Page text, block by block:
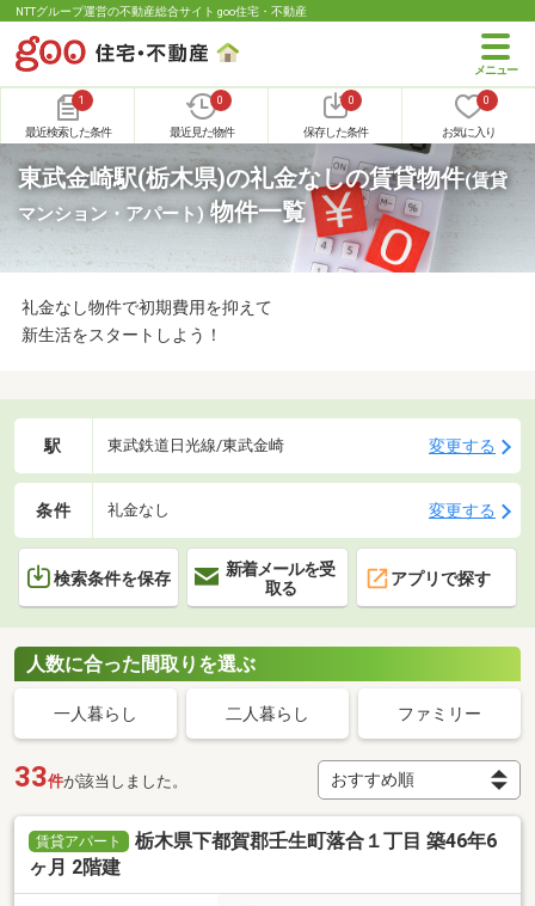
NTTグループ運営の不動産総合サイト goo住宅・不動産
1
最近検索した条件
0
最近見た物件
0
保存した条件
0
お気に入り
東武金崎駅(栃木県)の礼金なしの賃貸物件(賃貸
マンション・アパート) 物件一覧
礼金なし物件で初期費用を抑えて
新生活をスタートしよう！
駅 東武鉄道日光線/東武金崎 変更する
条件 礼金なし 変更する
検索条件を保存
新着メールを受
取る
アプリで探す
人数に合った間取りを選ぶ
一人暮らし 二人暮らし ファミリー
33件が該当しました。
賃貸アパート
栃木県下都賀郡壬生町落合１丁目 築46年6
ヶ月 2階建